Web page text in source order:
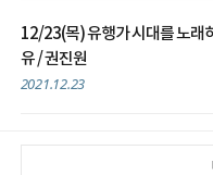
12/23(목) 유행가 시대를 노래
유 / 권진원
2021.12.23